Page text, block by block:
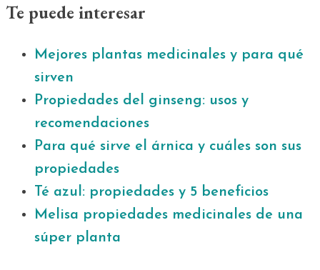
Te puede interesar
Mejores plantas medicinales y para qué
sirven
Propiedades del ginseng: usos y
recomendaciones
Para qué sirve el árnica y cuáles son sus
propiedades
Té azul: propiedades y 5 beneficios
Melisa propiedades medicinales de una
súper planta